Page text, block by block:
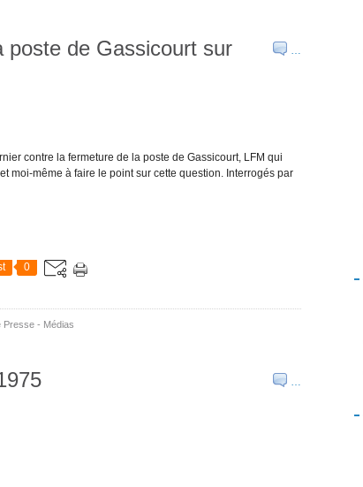
…
poste de Gassicourt sur
contre la fermeture de la poste de Gassicourt, LFM qui
moi-même à faire le point sur cette question. Interrogés par
0
Presse - Médias
…